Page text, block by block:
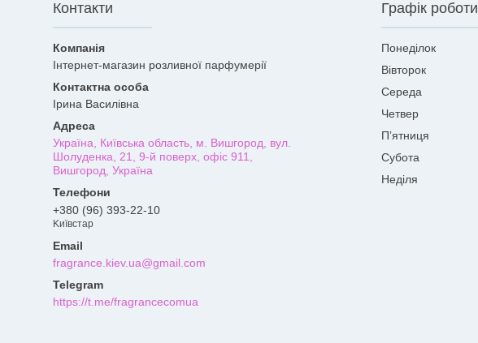
Контакти
Інтернет-магазин розливної парфумерії
Ірина Василівна
Україна, Київська область, м. Вишгород, вул.
Шолуденка, 21, 9-й поверх, офіс 911,
Вишгород, Україна
+380 (96) 393-22-10
Kиївcтaр
fragrance.kiev.ua@gmail.com
https://t.me/fragrancecomua
Графік роботи
Понеділок
Вівторок
Середа
Четвер
Пʼятниця
Субота
Неділя